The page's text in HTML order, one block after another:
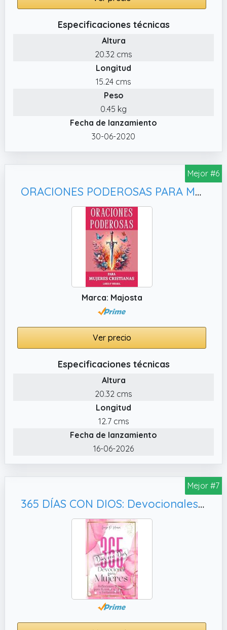
Especificaciones técnicas
Altura
20.32 cms
Longitud
15.24 cms
Peso
0.45 kg
Fecha de lanzamiento
30-06-2020
Mejor #6
ORACIONES PODEROSAS PARA MUJERES CRISTIANAS: Libro de oraciones para mujeres. Oraciones de guerra espiritual, sanidad y liberación para obtener victoria en cada desafío.
Marca: Majosta
Ver precio
Especificaciones técnicas
Altura
20.32 cms
Longitud
12.7 cms
Fecha de lanzamiento
16-06-2026
Mejor #7
365 DÍAS CON DIOS: Devocionales Diarios para Mujeres. Libro cristiano en español